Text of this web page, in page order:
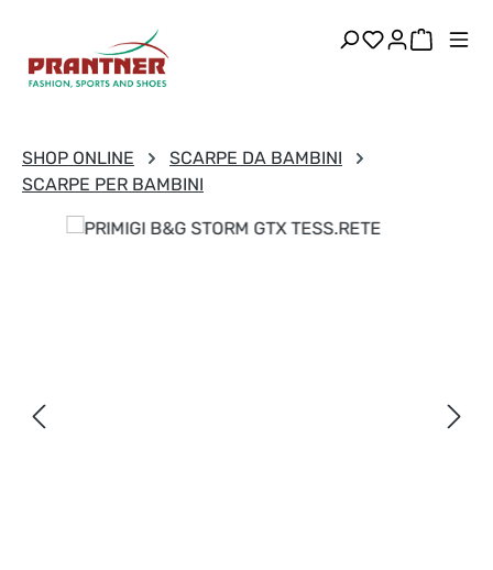
Passa al contenuto principale
Hai 0Il
SHOP ONLINE
SCARPE DA BAMBINI
SCARPE PER BAMBINI
Salta la galleria di immagini